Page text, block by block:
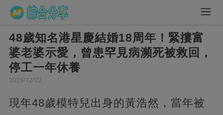
48歲知名港星慶結婚18周年！緊摟富
婆老婆示愛，曾患罕見病瀕死被救回，
停工一年休養
2023/12/22
現年48歲模特兒出身的黃浩然，當年被